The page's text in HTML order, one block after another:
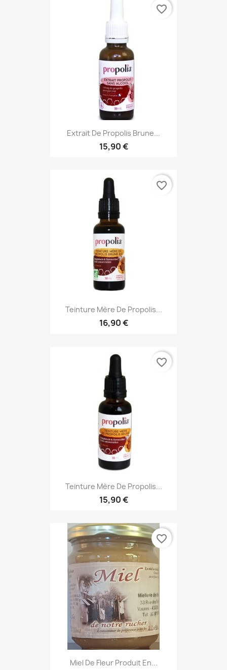
Extrait De Propolis Brune...
15,90 €
favorite_border
Teinture Mère De Propolis...
16,90 €
favorite_border
Teinture Mère De Propolis...
15,90 €
favorite_border
Miel De Fleur Produit En...
favorite_border